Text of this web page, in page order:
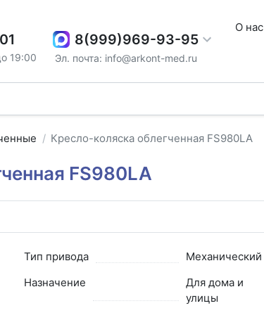
19:00
8(999)969-93-95
Эл. почта: info@arkont-med.ru
О нас
Кресло-коляска облегченная FS980LA
FS980LA
Тип привода
Механический
Назначение
Для дома и
улицы